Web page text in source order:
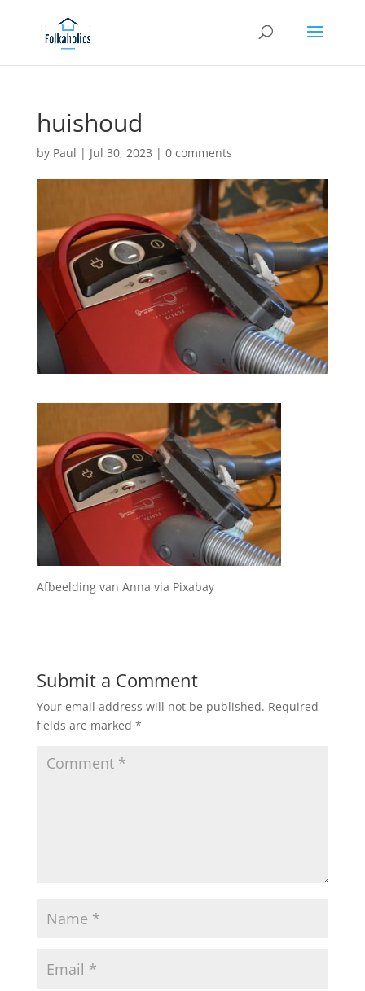
huishoud
by Paul | Jul 30, 2023 | 0 comments
Afbeelding van Anna via Pixabay
Submit a Comment
Your email address will not be published. Required
fields are marked *